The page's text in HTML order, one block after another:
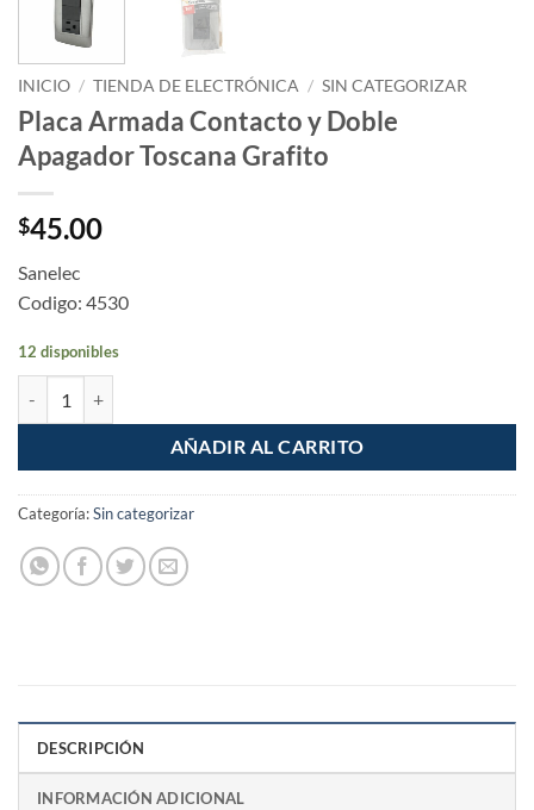
INICIO / TIENDA DE ELECTRÓNICA / SIN CATEGORIZAR
Placa Armada Contacto y Doble
Apagador Toscana Grafito
$45.00
Sanelec
Codigo: 4530
12 disponibles
AÑADIR AL CARRITO
Categoría:Sin categorizar
DESCRIPCIÓN
INFORMACIÓN ADICIONAL